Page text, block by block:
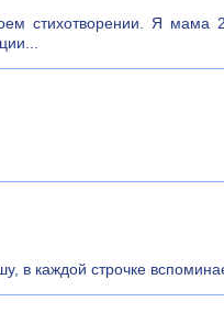
стихотворении. Я
в каждой строчке